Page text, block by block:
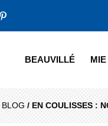
PINTEREST
BEAUVILLÉ
MIE
BLOG / EN COULISSES :